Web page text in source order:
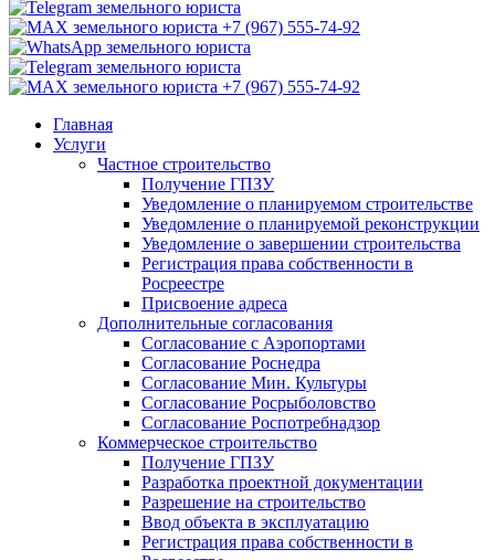
Главная
Услуги
Частное строительство
Получение ГПЗУ
Уведомление о планируемом строительстве
Уведомление о планируемой реконструкции
Уведомление о завершении строительства
Регистрация права собственности в
Росреестре
Присвоение адреса
Дополнительные согласования
Согласование с Аэропортами
Согласование Роснедра
Согласование Мин. Культуры
Согласование Росрыболовство
Согласование Роспотребнадзор
Коммерческое строительство
Получение ГПЗУ
Разработка проектной документации
Разрешение на строительство
Ввод объекта в эксплуатацию
Регистрация права собственности в